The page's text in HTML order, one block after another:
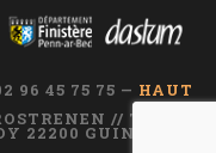
96 45 75 75 — HAUT
// TI AR
22200 GUINGAMP